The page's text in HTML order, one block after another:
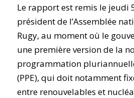
Le rapport est remis le jeudi
président de l’Assemblée
Rugy, au moment où le
une première version de la
programmation
(PPE), qui doit notamment
entre renouvelables et